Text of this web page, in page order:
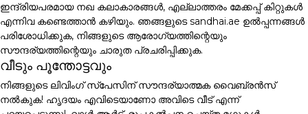
ഇന്ദ്രിയപരമായ നഖ കലാകാരങ്ങൾ, എല്ലാത്തരം മേക്കപ്പ് കിറ്റുകൾ
എന്നിവ കണ്ടെത്താൻ കഴിയും. ഞങ്ങളുടെ sandhai.ae ഉൽപ്പന്നങ്ങൾ
പരിശോധിക്കുക, നിങ്ങളുടെ ആരോഗ്യത്തിന്റെയും
സൗന്ദര്യത്തിന്റെയും ചാരുത പ്രചരിപ്പിക്കുക.
വീടും പൂന്തോട്ടവും
നിങ്ങളുടെ ലിവിംഗ് സ്പേസിന് സൗന്ദര്യാത്മക വൈബ്രൻസ്
നൽകുക! ഹൃദയം എവിടെയാണോ അവിടെ വീട് എന്ന്